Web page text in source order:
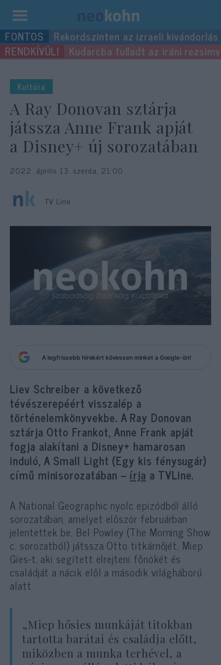
Kilépés
a
tartalomba
Rekordszinten az izraeli kivándorlás
Kudarcba fulladt az iráni
Kultúra
A Ray Donovan sztárja
játssza Anne Frank apját
a Disney+ új sorozatában
2022. április 13. szerda, 21:00
TV Line
A legfrissebb hírekért kövessen minket a Google-ön!
Liev Schreiber a következő
tévészerepéért visszalép a
történelemkönyvekbe. A Ray Donovan
sztárja Otto Frankot, Anne Frank apját
fogja alakítani a Disney+ hamarosan
induló, A Small Light (Egy kis fénysugár)
című minisorozatában – írja a TVLine.
A National Geographic nyolc epizódból álló
sorozatában, amelyet először februárban
jelentettek be, Bel Powley (The Morning Show
c. sorozatból) játssza Otto titkárnőjét, Miep
Gies-t, aki segített elrejteni főnökét és
családját a nácik elől a második világháború
alatt.
„Miep hősies munkáját titokban
tartotta barátai és családja előtt,
miközben a munka terhével, a